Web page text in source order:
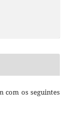
com os seguintes